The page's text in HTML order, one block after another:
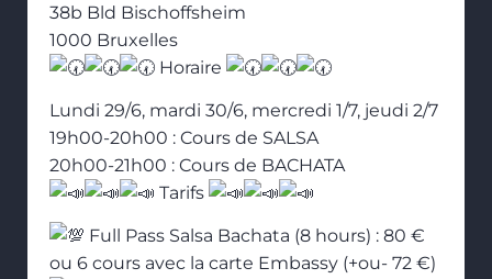
38b Bld Bischoffsheim
1000 Bruxelles
Horaire
Lundi 29/6, mardi 30/6, mercredi 1/7, jeudi 2/7
19h00-20h00 : Cours de SALSA
20h00-21h00 : Cours de BACHATA
Tarifs
Full Pass Salsa Bachata (8 hours) : 80 €
ou 6 cours avec la carte Embassy (+ou- 72 €)